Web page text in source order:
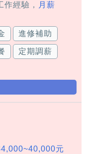
經驗，
月薪
進修補助
定期調薪
元